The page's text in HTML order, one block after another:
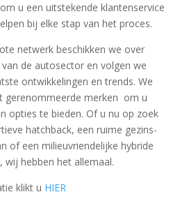
u een uitstekende klantenservice
bij elke stap van het proces.
netwerk beschikken we over
de autosector en volgen we
ontwikkelingen en trends. We
gerenommeerde merken om u
opties te bieden. Of u nu op zoek
hatchback, een ruime gezins-
of een milieuvriendelijke hybride
wij hebben het allemaal.
klikt u HIER